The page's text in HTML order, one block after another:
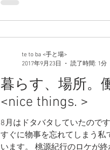
暮らす、場所。
<nice things. >
8月はドタバタしていたので
すぐに物事を忘れてしまう私
います。 桃源紀行のロケが
te to ba <手と場>
2017年9月23日
読了時間: 1分